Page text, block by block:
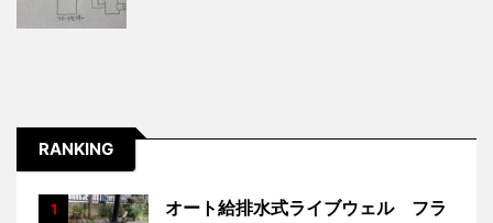
RANKING
1
オート給排水式ライブウェル フラ